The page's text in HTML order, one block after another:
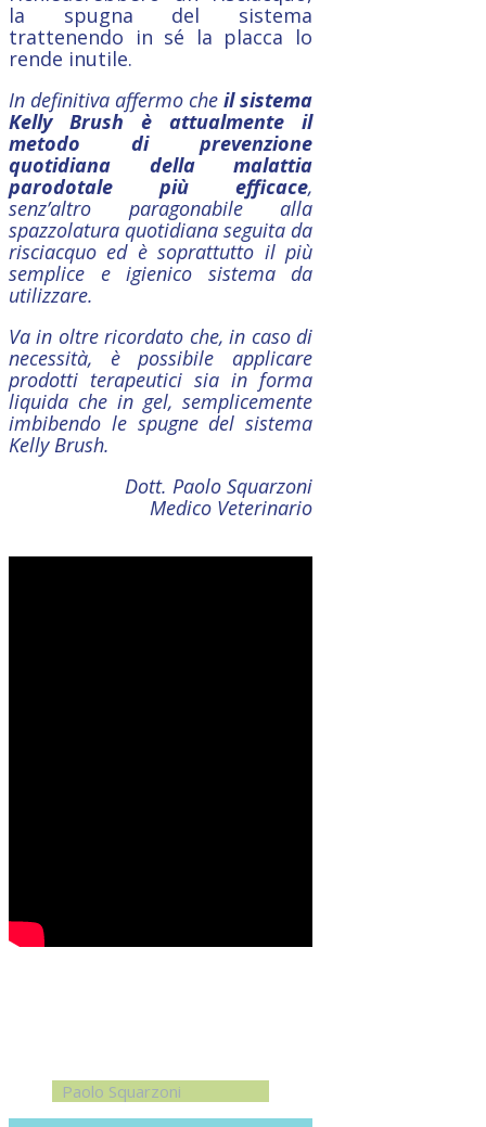
la spugna del sistema
trattenendo in sé la placca lo
rende inutile.
In definitiva affermo che il sistema
Kelly Brush è attualmente il
metodo di prevenzione
quotidiana della malattia
parodotale più efficace,
senz’altro paragonabile alla
spazzolatura quotidiana seguita da
risciacquo ed è soprattutto il più
semplice e igienico sistema da
utilizzare.
Va in oltre ricordato che, in caso di
necessità, è possibile applicare
prodotti terapeutici sia in forma
liquida che in gel, semplicemente
imbibendo le spugne del sistema
Kelly Brush.
Dott. Paolo Squarzoni
Medico Veterinario
Paolo Squarzoni